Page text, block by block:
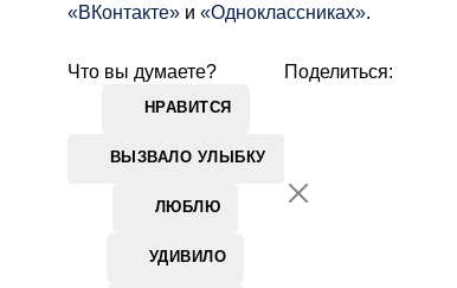
«ВКонтакте» и «Одноклассниках».
Что вы думаете?
НРАВИТСЯ
ВЫЗВАЛО УЛЫБКУ
ЛЮБЛЮ
УДИВИЛО
Поделиться: